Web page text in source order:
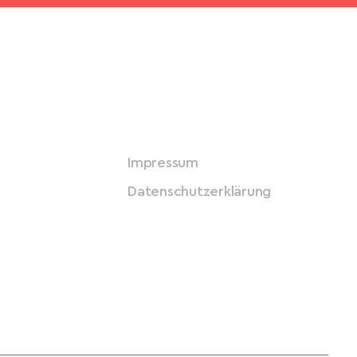
Impressum
Datenschutzerklärung